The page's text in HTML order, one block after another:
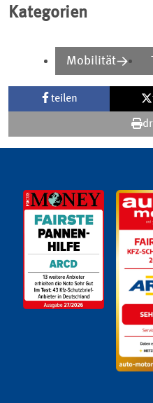
Kategorien
Mobilität
teilen